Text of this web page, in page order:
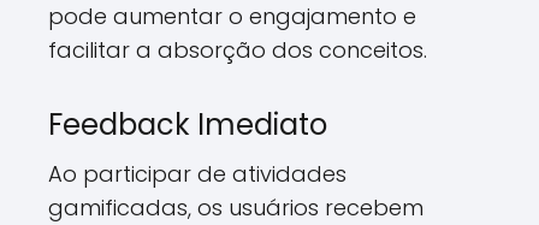
pode aumentar o engajamento e
facilitar a absorção dos conceitos.
Feedback Imediato
Ao participar de atividades
gamificadas, os usuários recebem